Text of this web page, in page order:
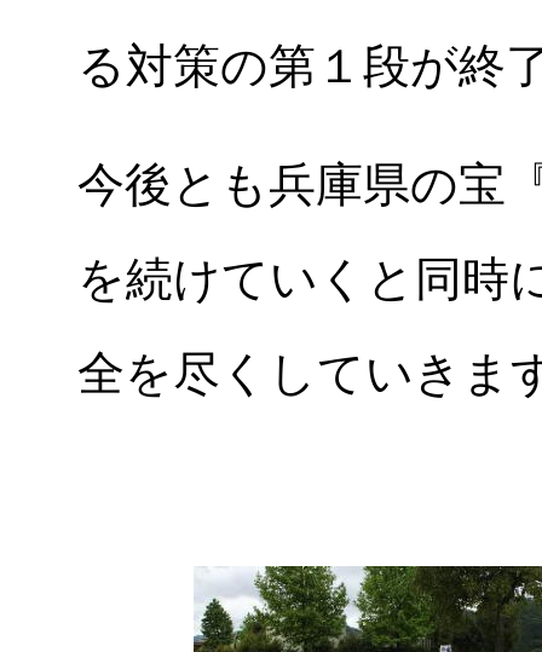
る対策の第１段が終
今後とも兵庫県の宝
を続けていくと同時
全を尽くしていきま